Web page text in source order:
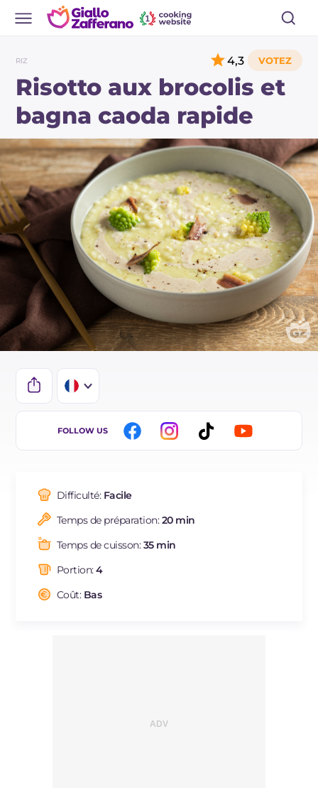
RIZ
Risotto aux brocolis et
bagna caoda rapide
4,3
IT
ES
BR
NL
FOLLOW US
Difficulté: Facile
Temps de préparation:20 min
Temps de cuisson:35 min
Portion:4
Coût: Bas